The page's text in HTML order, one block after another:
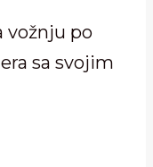
vožnju po
sa svojim